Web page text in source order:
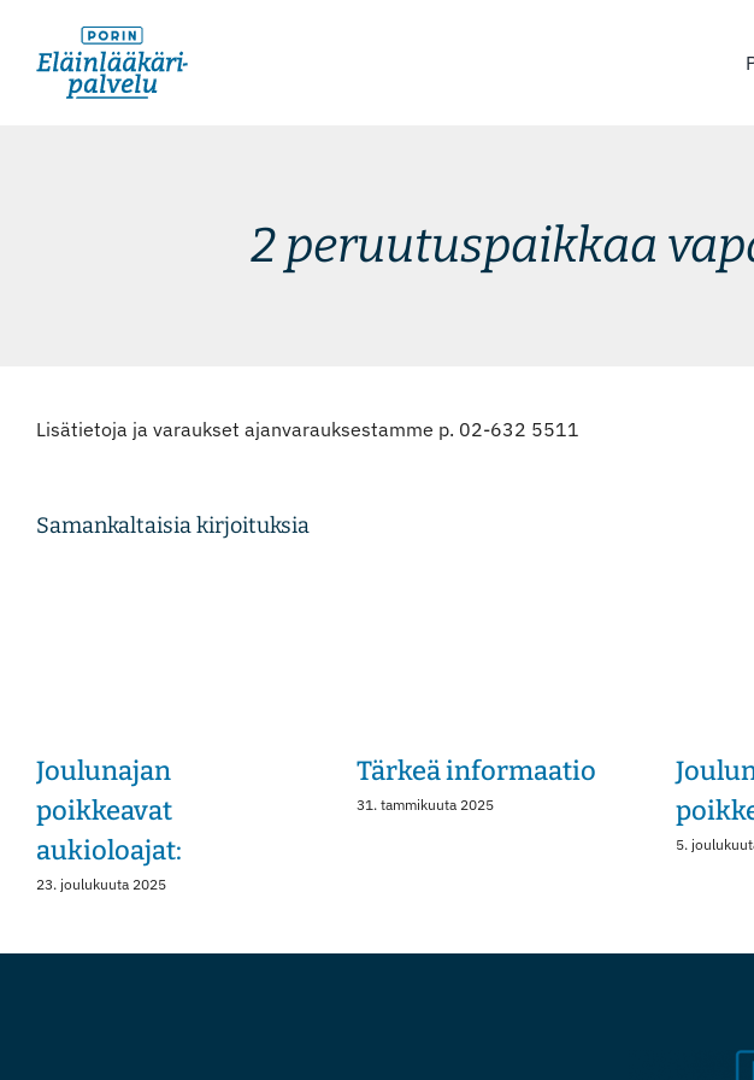
content
2 peruutuspaikkaa
Lisätietoja ja varaukset ajanvarauksestamme p. 02-632 5511
Samankaltaisia kirjoituksia
Joulunajan
poikkeavat
aukioloajat:
23. joulukuuta 2025
Tärkeä informaatio
31. tammikuuta 2025
5.